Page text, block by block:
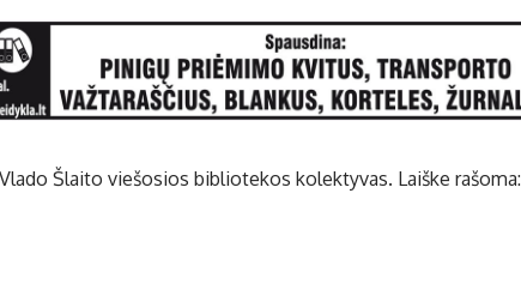
Šlaito viešosios bibliotekos kolektyvas. Laiške rašoma: